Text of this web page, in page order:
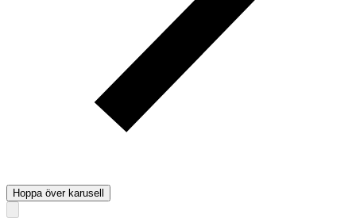
Hoppa över karusell